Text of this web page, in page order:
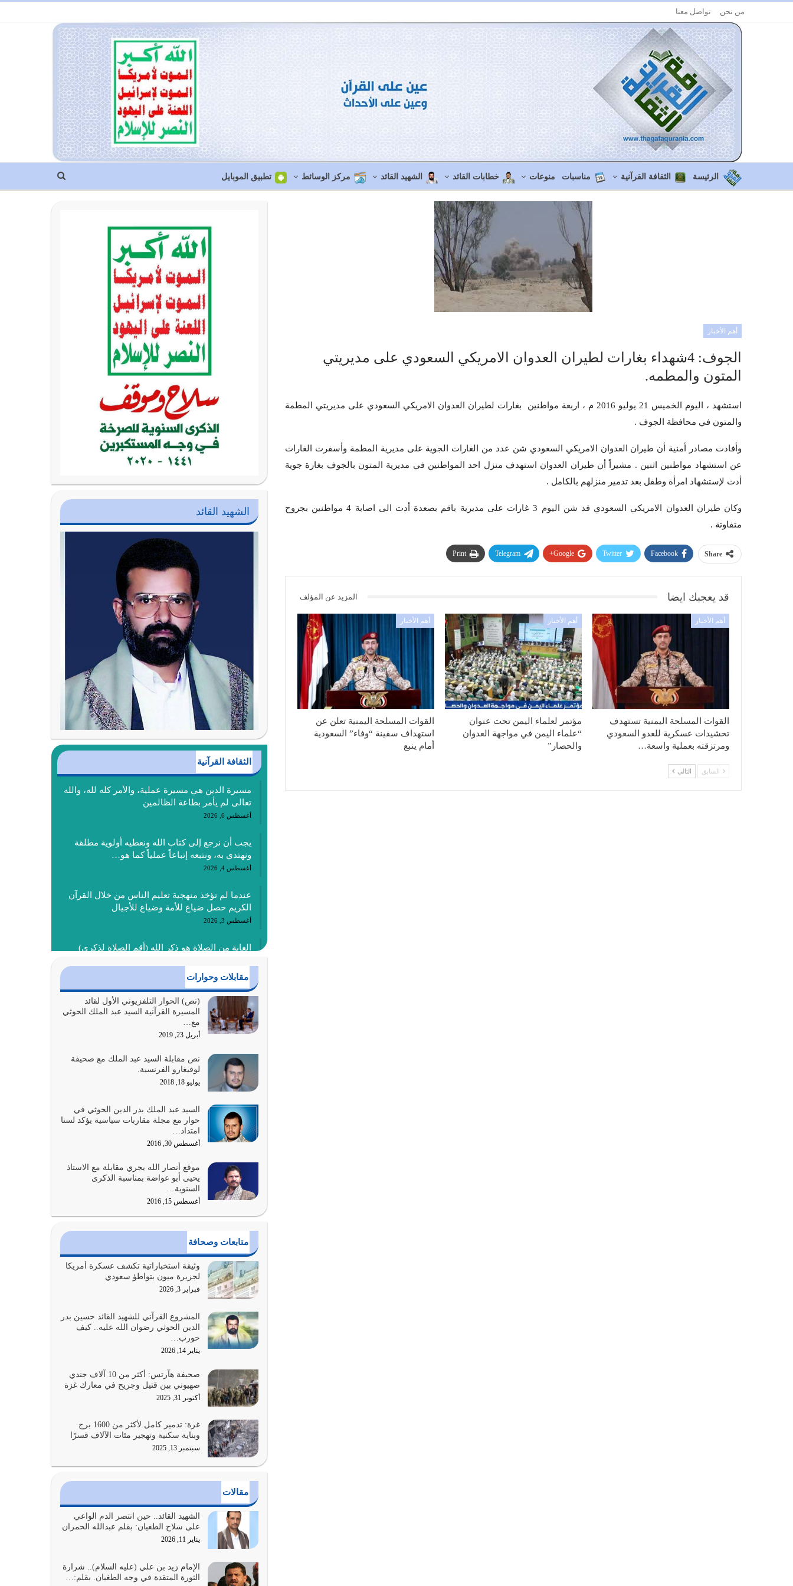
من نحن تواصل معنا
الرئيسة الثقافة القرآنية مناسبات منوعات خطابات القائد الشهيد القائد مركز الوسائط تطبيق الموبايل
أهم الأخبار
الجوف: 4شهداء بغارات لطيران العدوان الامريكي السعودي على مديريتي
المتون والمطمه.
استشهد ، اليوم الخميس 21 يوليو 2016 م ، اربعة مواطنين بغارات لطيران العدوان الامريكي السعودي على مديريتي المطمة
والمتون في محافظة الجوف .
وأفادت مصادر أمنية أن طيران العدوان الامريكي السعودي شن عدد من الغارات الجوية على مديرية المطمة وأسفرت الغارات
عن استشهاد مواطنين اثنين . مشيراً أن طيران العدوان استهدف منزل احد المواطنين في مديرية المتون بالجوف بغارة جوية
أدت لإستشهاد امرأة وطفل بعد تدمير منزلهم بالكامل .
وكان طيران العدوان الامريكي السعودي قد شن اليوم 3 غارات على مديرية باقم بصعدة أدت الى اصابة 4 مواطنين بجروح
متفاوتة .
Share
Facebook
Twitter
Google+
Telegram
Print
قد يعجبك ايضا المزيد عن المؤلف
أهم الأخبار
القوات المسلحة اليمنية تستهدف
تحشيدات عسكرية للعدو السعودي
ومرتزقته بعملية واسعة…
أهم الأخبار
مؤتمر لعلماء اليمن تحت عنوان
“علماء اليمن في مواجهة العدوان
والحصار”
أهم الأخبار
القوات المسلحة اليمنية تعلن عن
استهداف سفينة “وفاء” السعودية
أمام ينبع
السابق التالي
الشهيد القائد
الثقافة القرآنية
مسيرة الدين هي مسيرة عملية، والأمر كله لله، والله
تعالى لم يأمر بطاعة الظالمين
أغسطس 6, 2026
يجب أن نرجع إلى كتاب الله ونعطيه أولوية مطلقة
ونهتدي به، ونتبعه إتباعاً عملياً كما هو…
أغسطس 4, 2026
عندما لم تؤخذ منهجية تعليم الناس من خلال القرآن
الكريم حصل ضياع للأمة وضياع للأجيال
أغسطس 3, 2026
الغاية من الصلاة هو ذكر الله (أقم الصلاة لذكري)
أغسطس 2, 2026
السبب الرئيسي لشقاء الأمة الابتعاد عن كتاب الله
والتعدي لحدود الله بالإضافات للدين
أغسطس 1, 2026
أبرز أسباب الشقاء هو الإعراض عن ذكر الله وعن هدى
الله المتمثل في القرآن الكريم
يوليو 31, 2026
أولياء الشيطان كلما كانوا أكثر ولاءً وطاعة للشيطان
كلما كانوا أكثر ضعفاً
يوليو 30, 2026
والرزق والاستبشار والنجاة والخلود في…
يوليو 29, 2026
هل نحن من الصالحين؟ قيِّم نفسك هنا اترك القرآن
على أصله وأعرض نفسك، وأعرض ما لديك على…
يوليو 27, 2026
عندما يكون عدوك هو عدو الله معناه أن تكون نقاط
الضعف فيه كثيرة وسينصرك الله عليه إذا…
يوليو 26, 2026
أراد الله لهذه الأمة ان تكون خير امة أخرجت للناس
بالنهوض بالأمر بالمعروف والنهي عن…
يوليو 25, 2026
الدين الذي شرعه الله لا يجوز أن يخضع لآرائنا وأهوائنا
واجتهاداتنا لأننا سنختلف ونتفرق
يوليو 24, 2026
يجب أن نعود جميعاً الى القرآن وعندنا أخطاء جميعاً
لنعتصم بحبل الله جميعاً وليس كل…
يوليو 22, 2026
المُلك كله لله تعالى يؤتيه من يشاء وينزعه ممن يشاء
مقابلات وحوارات
(نص) الحوار التلفزيوني الأول لقائد
المسيرة القرآنية السيد عبد الملك الحوثي
مع…
أبريل 23, 2019
نص مقابلة السيد عبد الملك مع صحيفة
لوفيغارو الفرنسية.
يوليو 18, 2018
السيد عبد الملك بدر الدين الحوثي في
حوار مع مجلة مقاربات سياسية يؤكد لسنا
امتداد…
أغسطس 30, 2016
موقع أنصار الله يجري مقابلة مع الاستاذ
يحيى أبو عواضة بمناسبة الذكرى
السنوية…
أغسطس 15, 2016
متابعات وصحافة
وثيقة استخباراتية تكشف عسكرة أمريكا
لجزيرة ميون بتواطؤ سعودي
فبراير 3, 2026
المشروع القرآني للشهيد القائد حسين بدر
الدين الحوثي رضوان الله عليه.. كيف
حورب…
يناير 14, 2026
صحيفة هآرتس: أكثر من 10 آلاف جندي
صهيوني بين قتيل وجريح في معارك غزة
أكتوبر 31, 2025
غزة: تدمير كامل لأكثر من 1600 برج
وبناية سكنية وتهجير مئات الآلاف قسرًا
سبتمبر 13, 2025
مقالات
الشهيد القائد.. حين انتصر الدم الواعي
على سلاح الطغيان: بقلم عبدالله الحمران
يناير 11, 2026
الإمام زيد بن علي (عليه السلام).. شرارة
الثورة المتقدة في وجه الطغيان. بقلم:…